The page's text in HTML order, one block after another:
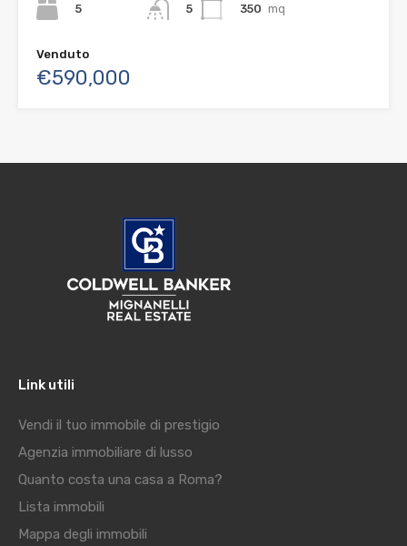
5
5
350 mq
Venduto
€590,000
Link utili
Vendi il tuo immobile di prestigio
Agenzia immobiliare di lusso
Quanto costa una casa a Roma?
Lista immobili
Mappa degli immobili